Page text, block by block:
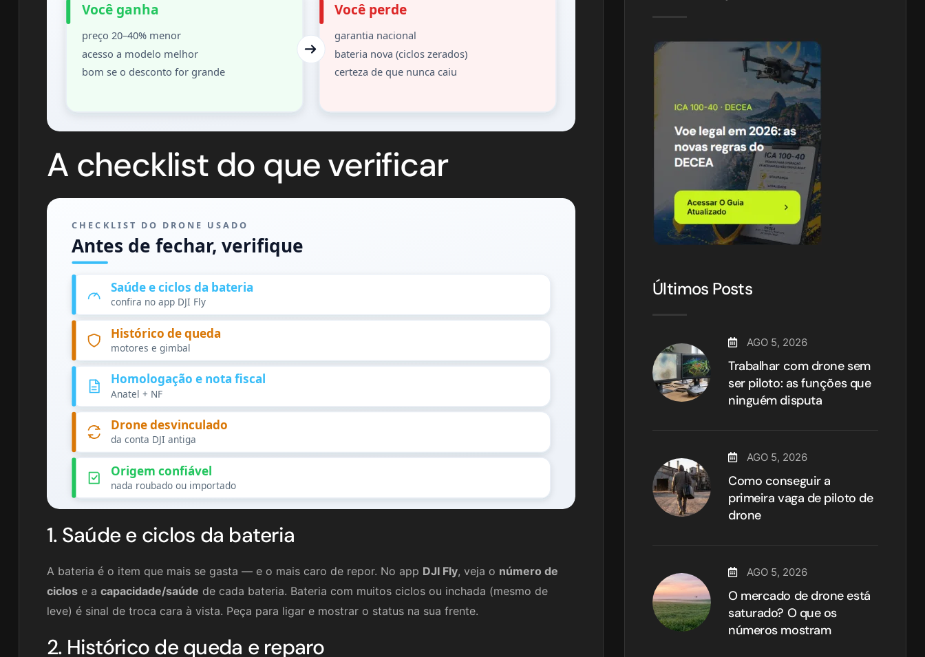
Você ganha
preço 20–40% menor
acesso a modelo melhor
bom se o desconto for grande
Você perde
garantia nacional
bateria nova (ciclos zerados)
certeza de que nunca caiu
A checklist do que verificar
CHECKLIST DO DRONE USADO
Antes de fechar, verifique
Saúde e ciclos da bateria
confira no app DJI Fly
Histórico de queda
motores e gimbal
Homologação e nota fiscal
Anatel + NF
Drone desvinculado
da conta DJI antiga
Origem confiável
nada roubado ou importado
1. Saúde e ciclos da bateria
A bateria é o item que mais se gasta — e o mais caro de repor. No app DJI Fly, veja o número de
ciclos e a capacidade/saúde de cada bateria. Bateria com muitos ciclos ou inchada (mesmo de
leve) é sinal de troca cara à vista. Peça para ligar e mostrar o status na sua frente.
2. Histórico de queda e reparo
Últimos Posts
AGO 5, 2026
Trabalhar com drone sem
ser piloto: as funções que
ninguém disputa
AGO 5, 2026
Como conseguir a
primeira vaga de piloto de
drone
AGO 5, 2026
O mercado de drone está
saturado? O que os
números mostram